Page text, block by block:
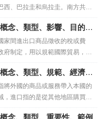
額及其他限制...
西、巴拉圭和烏拉圭。南方共同
是一個關稅同盟及經濟集團，由
：阿根廷、巴西、巴拉圭、烏拉
維亞。南方共同市場的主要目標
經濟與政治合作，追求經濟發展
共同市場的基礎...
念、類型、影響、目的、
、範例
家間進出口商品徵收的稅或費
府制定，用以規範國際貿易，目
國內產業、為政府籌措財政，或
一個國家對進口商品徵收關稅
品的成本，使國內產品在國內市
能讓當地企業在經濟上相較於進
然而，這也可能帶來後果，...
念、類型、規範、經濟影
將外國的商品或服務帶入本國的
，進口指的是從其他地區購買商
國內市場使用和分銷。此過程涉
念、類型、重要性、範例